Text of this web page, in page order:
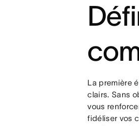
La première
clairs. Sans
vous
fidéliser vos